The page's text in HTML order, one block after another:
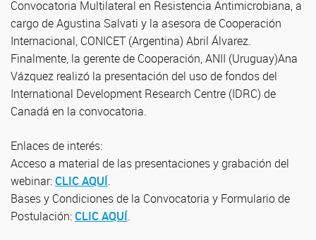
Convocatoria Multilateral en Resistencia Antimicrobiana, a
cargo de Agustina Salvati y la asesora de Cooperación
Internacional, CONICET (Argentina) Abril Álvarez.
Finalmente, la gerente de Cooperación, ANII (Uruguay)Ana
Vázquez realizó la presentación del uso de fondos del
International Development Research Centre (IDRC) de
Canadá en la convocatoria.
Enlaces de interés:
Acceso a material de las presentaciones y grabación del
webinar:CLIC AQUÍ.
Bases y Condiciones de la Convocatoria y Formulario de
Postulación:CLIC AQUÍ.